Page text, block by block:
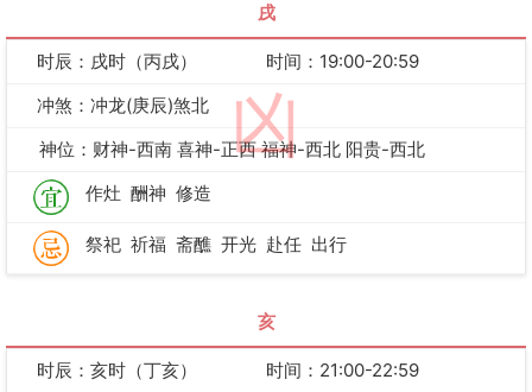
戌
凶
时辰：戌时（丙戌）
时间：19:00-20:59
冲煞：冲龙(庚辰)煞北
神位：财神-西南 喜神-正西 福神-西北 阳贵-西北
作灶 酬神 修造
祭祀 祈福 斋醮 开光 赴任 出行
亥
时辰：亥时（丁亥）
时间：21:00-22:59